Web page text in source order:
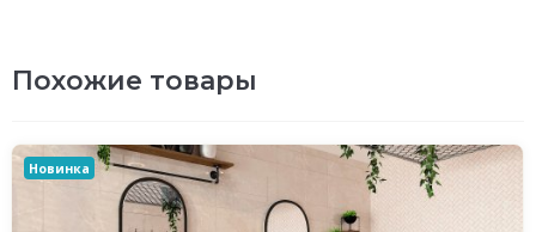
Похожие товары
Новинка